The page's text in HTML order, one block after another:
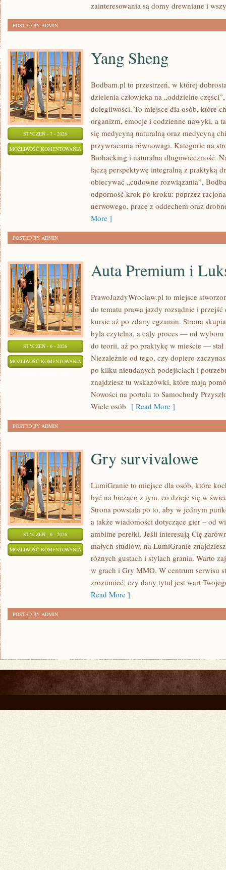
zainteresowania są domy drewniane i
POSTED BY ADMIN
STYCZEŃ - 7 - 2026
MOŻLIWOŚĆ KOMENTOWANIA YANG
SHENG
Yang Sheng
Bodbam.pl to przestrzeń, w której
dzielenia człowieka na „oddzielne
dolegliwości. To miejsce dla osób, które
organizm, emocje i codzienne nawyki, a
się medycyną naturalną oraz medycyną
przywracania równowagi. Kategorie na
Biohacking i naturalna długowieczność.
łączą perspektywę integralną z praktyką
obiecywać „cudowne rozwiązania”,
odporność krok po kroku: poprzez
nerwowego, pracę z oddechem oraz
More ]
POSTED BY ADMIN
STYCZEŃ - 6 - 2026
MOŻLIWOŚĆ KOMENTOWANIA AUTA
PREMIUM
LUKSUSOWE
Auta Premium i
PrawoJazdyWroclaw.pl to miejsce
do tematu prawa jazdy rozsądnie i
kursie aż po zdany egzamin. Strona
była czytelna, a cały proces — od
do teorii, aż po praktykę w mieście — stał
Niezależnie od tego, czy dopiero
po kilku nieudanych podejściach i
znajdziesz tu wskazówki, które mają
Nowości na portalu to Samochody
Wiele osób [ Read More ]
POSTED BY ADMIN
STYCZEŃ - 6 - 2026
MOŻLIWOŚĆ KOMENTOWANIA
SURVIVALOWE
Gry survivalowe
LumiGranie to miejsce dla osób, które
być na bieżąco z tym, co dzieje się w
Strona powstała po to, aby w jednym
a także wiadomości dotyczące gier – od
ambitne perełki. Jeśli interesują Cię
małych studiów, na LumiGranie
różnych gustach i stylach grania. Warto
w grach i Gry MMO. W centrum serwisu
zrozumieć, czy dany tytuł jest wart
Read More ]
POSTED BY ADMIN